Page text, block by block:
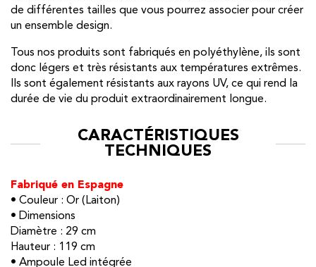
de différentes tailles que vous pourrez associer pour créer
un ensemble design.
Tous nos produits sont fabriqués en polyéthylène, ils sont
donc légers et très résistants aux températures extrêmes.
Ils sont également résistants aux rayons UV, ce qui rend la
durée de vie du produit extraordinairement longue.
CARACTÉRISTIQUES
TECHNIQUES
Fabriqué en Espagne
• Couleur : Or (Laiton)
• Dimensions
Diamètre : 29 cm
Hauteur : 119 cm
• Ampoule Led intégrée